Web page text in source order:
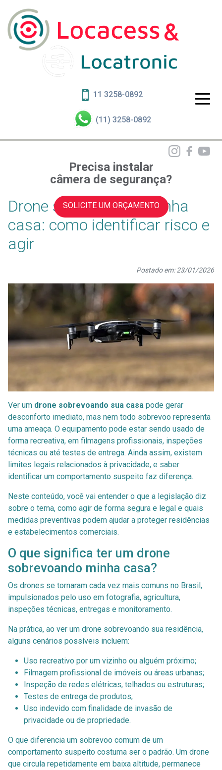
11 3258-0892
(11) 3258-0892
Precisa instalar
câmera de segurança?
SOLICITE UM ORÇAMENTO
Drone sobrevoando minha
casa: como identificar risco e
agir
Postado em: 23/01/2026
Ver um drone sobrevoando sua casa pode gerar
desconforto imediato, mas nem todo sobrevoo representa
uma ameaça. O equipamento pode estar sendo usado de
forma recreativa, em filmagens profissionais, inspeções
técnicas ou até testes de entrega. Ainda assim, existem
limites legais relacionados à privacidade, e saber
identificar um comportamento suspeito faz diferença.
Neste conteúdo, você vai entender o que a legislação diz
sobre o tema, como agir de forma segura e legal e quais
medidas preventivas podem ajudar a proteger residências
e estabelecimentos comerciais.
O que significa ter um drone
sobrevoando minha casa?
Os drones se tornaram cada vez mais comuns no Brasil,
impulsionados pelo uso em fotografia, agricultura,
inspeções técnicas, entregas e monitoramento.
Na prática, ao ver um drone sobrevoando sua residência,
alguns cenários possíveis incluem:
Uso recreativo por um vizinho ou alguém próximo;
Filmagem profissional de imóveis ou áreas urbanas;
Inspeção de redes elétricas, telhados ou estruturas;
Testes de entrega de produtos;
Uso indevido com finalidade de invasão de
privacidade ou de propriedade.
O que diferencia um sobrevoo comum de um
comportamento suspeito costuma ser o padrão. Um drone
que circula repetidamente em baixa altitude, permanece